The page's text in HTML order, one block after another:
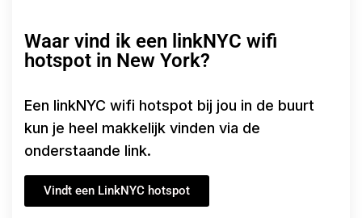
Waar vind ik een linkNYC wifi
hotspot in New York?
Een linkNYC wifi hotspot bij jou in de buurt
kun je heel makkelijk vinden via de
onderstaande link.
Vindt een LinkNYC hotspot